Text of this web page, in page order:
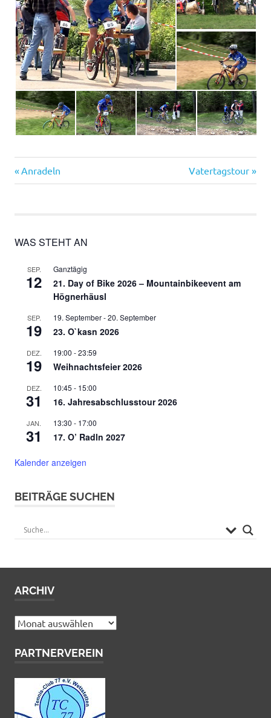
Beitragsnavigation
Vorheriger
Beitrag:
Anradeln
Nächster
Beitrag:
Vatertagstour
WAS STEHT AN
SEP.
12
Ganztägig
21. Day of Bike 2026 – Mountainbikeevent am
Högnerhäusl
SEP.
19
19. September-20. September
23. O`kasn 2026
DEZ.
19
19:00 -23:59
Weihnachtsfeier 2026
DEZ.
31
10:45 - 15:00
16. Jahresabschlusstour 2026
JAN.
31
13:30 - 17:00
17. O’ Radln 2027
Kalender anzeigen
BEITRÄGE SUCHEN
ARCHIV
Archiv
PARTNERVEREIN